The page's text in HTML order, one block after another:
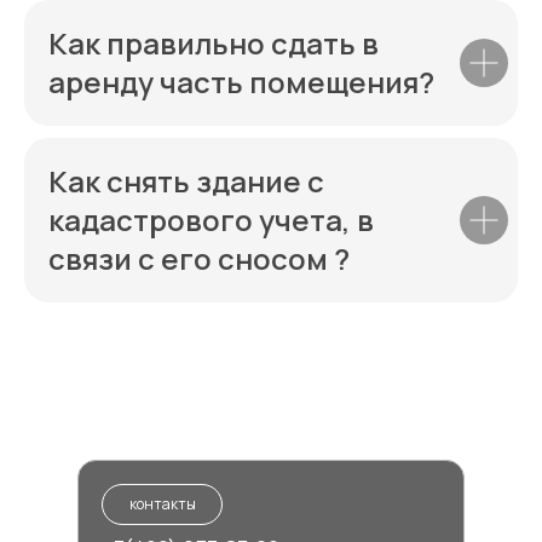
Как правильно сдать в
аренду часть помещения?
Как снять здание с
кадастрового учета, в
связи с его сносом ?
контакты